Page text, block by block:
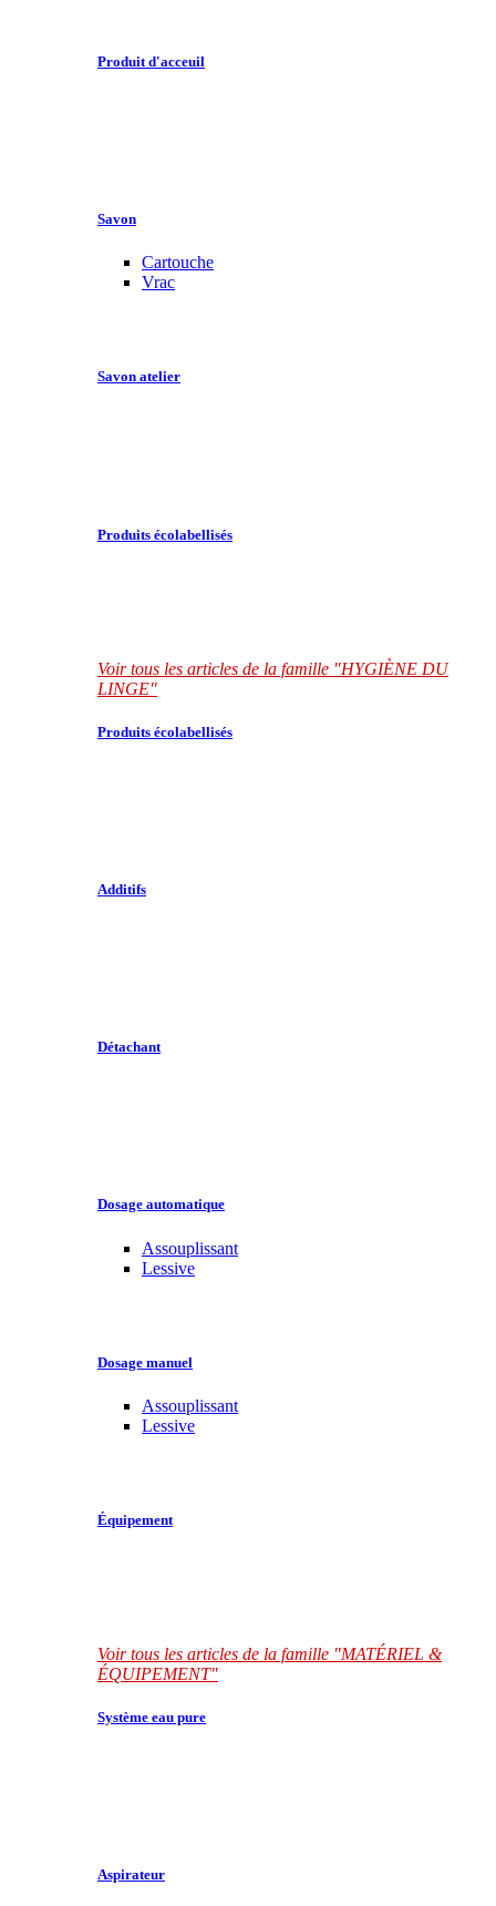
Produit d'acceuil
Savon
Cartouche
Vrac
Savon atelier
Produits écolabellisés
Voir tous les articles de la famille "HYGIÈNE DU
LINGE"
Produits écolabellisés
Additifs
Détachant
Dosage automatique
Assouplissant
Lessive
Dosage manuel
Assouplissant
Lessive
Équipement
Voir tous les articles de la famille "MATÉRIEL &
ÉQUIPEMENT"
Système eau pure
Aspirateur